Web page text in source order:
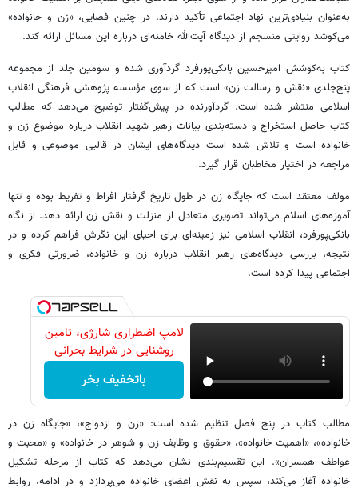
به‌عنوان بنیادی‌ترین نهاد اجتماعی تأکید دارند. در چنین فضایی، «زن و خانواده»
می‌کوشد روایتی منسجم از دیدگاه آیت‌الله خامنه‌ای درباره این مسائل ارائه کند.
کتاب به‌کوشش امیرحسین بانکی‌پورفرد گردآوری شده و سومین جلد از مجموعه
پنج‌جلدی «نقش و رسالت زن» است که از سوی مؤسسه پژوهشی فرهنگی انقلاب
اسلامی منتشر شده است. گردآورنده در پیش‌گفتار توضیح می‌دهد که مطالب
کتاب حاصل استخراج و دسته‌بندی بیانات رهبر شهید انقلاب درباره موضوع زن و
خانواده است و تلاش شده است دیدگاه‌های ایشان در قالبی موضوعی و قابل
مراجعه در اختیار مخاطبان قرار گیرد.
مولف معتقد است که جایگاه زن در طول تاریخ گرفتار افراط و تفریط بوده و تنها
آموزه‌های اسلام می‌تواند تصویری متعادل از منزلت و نقش زن ارائه دهد. از نگاه
بانکی‌پورفرد، انقلاب اسلامی نیز زمینه‌ای برای احیای این نگرش فراهم کرده و در
نتیجه، بررسی دیدگاه‌های رهبر انقلاب درباره زن و خانواده، ضرورتی فکری و
اجتماعی پیدا کرده است.
لامپ اضطراری شارژی، تامین
روشنایی در شرایط بحرانی
باتخفیف بخر
مطالب کتاب در پنج فصل تنظیم شده‌ است: «زن و ازدواج»، «جایگاه زن در
خانواده»، «اهمیت خانواده»، «حقوق و وظایف زن و شوهر در خانواده» و «محبت و
عواطف همسران». این تقسیم‌بندی نشان می‌دهد که کتاب از مرحله تشکیل
خانواده آغاز می‌کند، سپس به نقش اعضای خانواده می‌پردازد و در ادامه، روابط